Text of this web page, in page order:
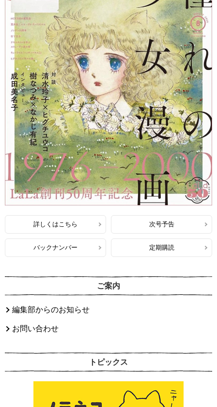
詳しくはこちら 次号予告
バックナンバー 定期購読
ご案内
編集部からのお知らせ
お問い合わせ
トピックス